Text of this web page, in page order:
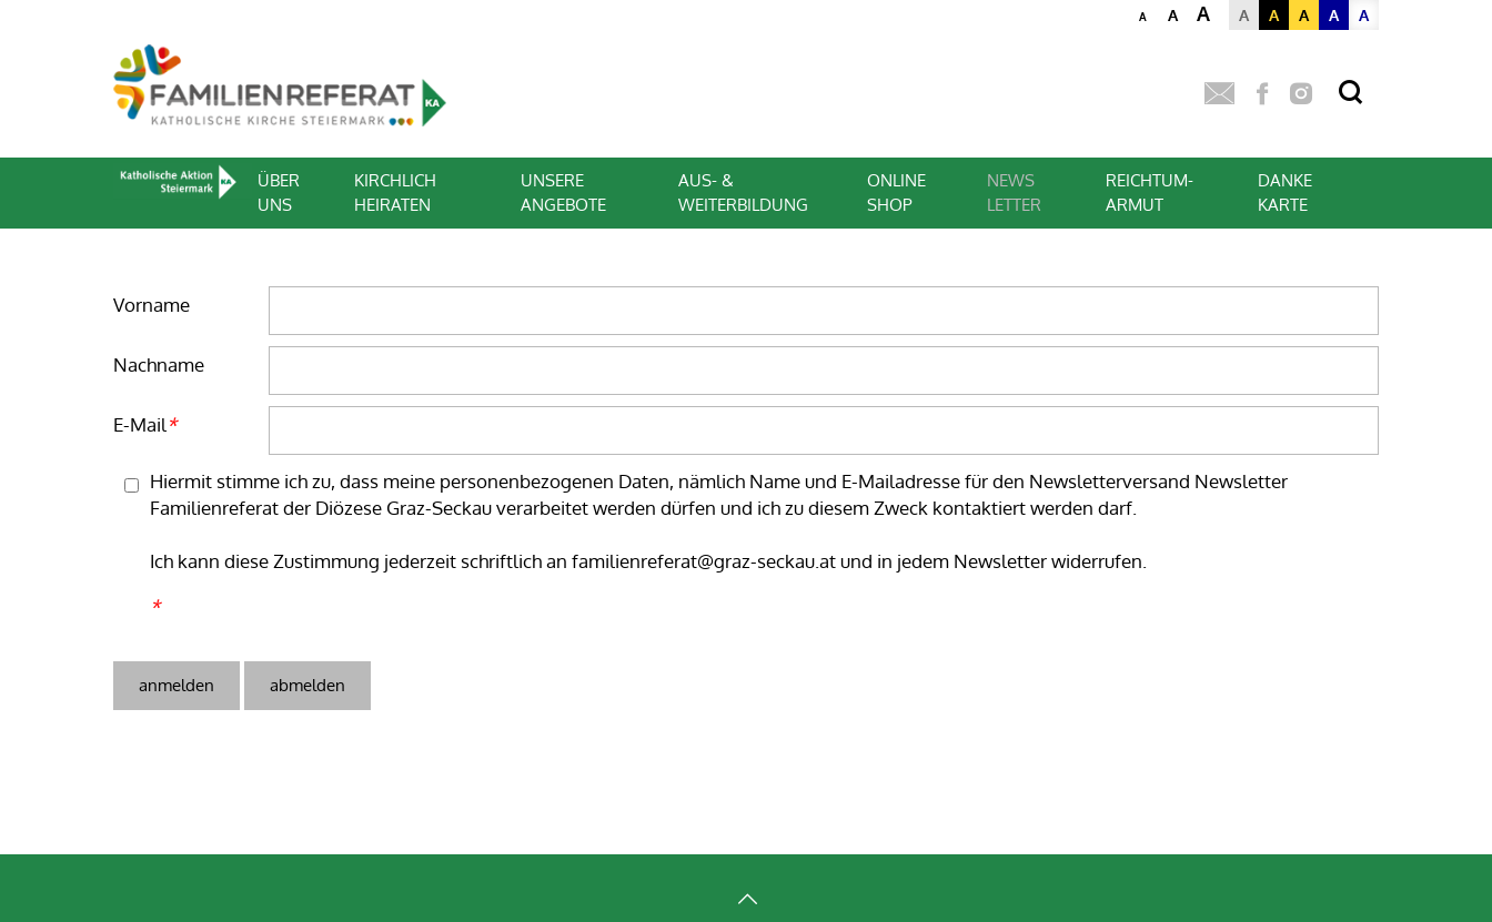
A A A A A A A A
ÜBER
UNS
KIRCHLICH
HEIRATEN
UNSERE
ANGEBOTE
AUS- &
WEITERBILDUNG
ONLINE
SHOP
NEWS
LETTER
REICHTUM-
ARMUT
DANKE
KARTE
Homepage
Tracking ID
Website
Homepage
Security token
Fax
Vorname
Nachname
E-Mail *
Hiermit stimme ich zu, dass meine personenbezogenen Daten, nämlich Name und E-Mailadresse für den Newsletterversand Newsletter
Familienreferat der Diözese Graz-Seckau verarbeitet werden dürfen und ich zu diesem Zweck kontaktiert werden darf.
Ich kann diese Zustimmung jederzeit schriftlich an familienreferat@graz-seckau.at und in jedem Newsletter widerrufen.
*